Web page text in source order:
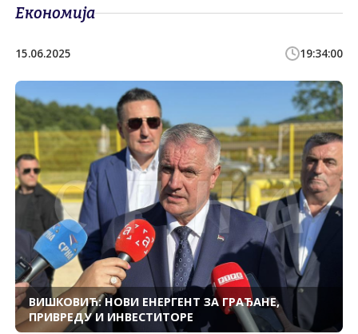
Економија
15.06.2025 19:34:00
ВИШКОВИЋ: НОВИ ЕНЕРГЕНТ ЗА ГРАЂАНЕ,
ПРИВРЕДУ И ИНВЕСТИТОРЕ